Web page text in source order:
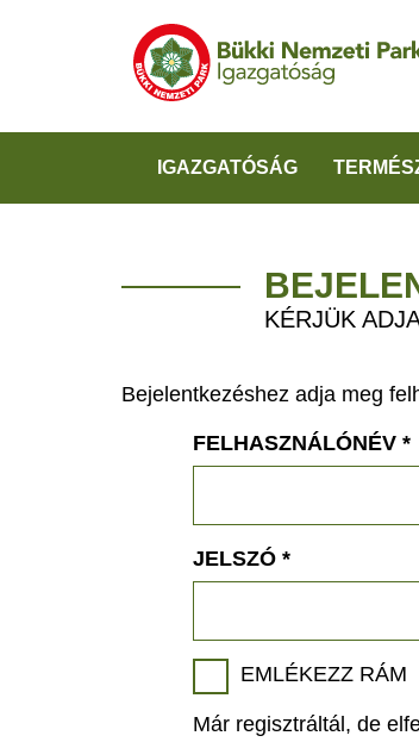
IGAZGATÓSÁG
KÉRJÜK
Bejelentkezéshez adja meg
FELHASZNÁLÓNÉV *
JELSZÓ *
EMLÉKEZZ RÁM
Már regisztráltál, de